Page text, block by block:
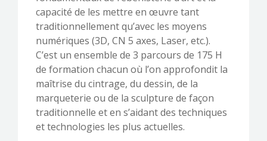
capacité de les mettre en œuvre tant
traditionnellement qu’avec les moyens
numériques (3D, CN 5 axes, Laser, etc.).
C’est un ensemble de 3 parcours de 175 H
de formation chacun où l’on approfondit la
maîtrise du cintrage, du dessin, de la
marqueterie ou de la sculpture de façon
traditionnelle et en s’aidant des techniques
et technologies les plus actuelles.